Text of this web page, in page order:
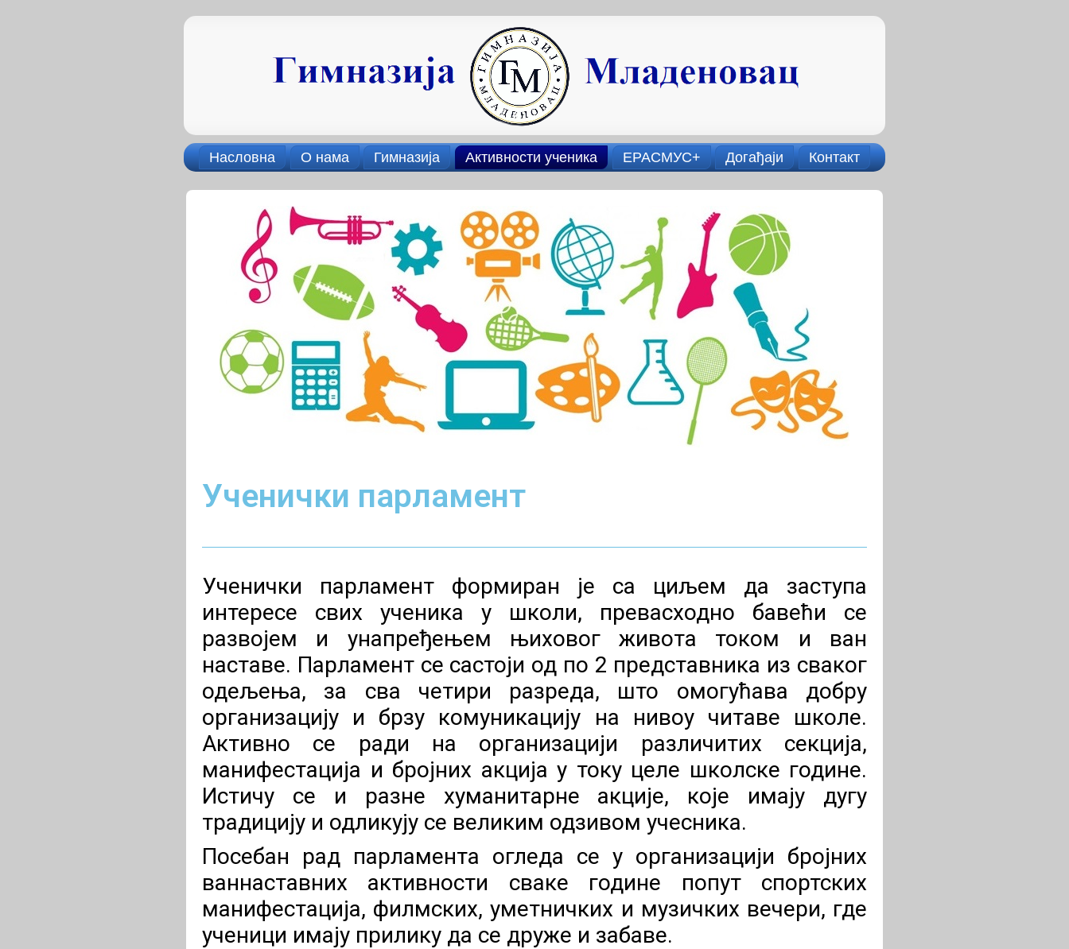
Насловна О нама Гимназија Активности ученика ЕРАСМУС+ Догађаји Контакт
Ученички парламент
Ученички парламент формиран је са циљем да заступа
интересе свих ученика у школи, превасходно бавећи се
развојем и унапређењем њиховог живота током и ван
наставе. Парламент се састоји од по 2 представника из сваког
одељења, за сва четири разреда, што омогућава добру
организацију и брзу комуникацију на нивоу читаве школе.
Активно се ради на организацији различитих секција,
манифестација и бројних акција у току целе школске године.
Истичу се и разне хуманитарне акције, које имају дугу
традицију и одликују се великим одзивом учесника.
Посебан рад парламента огледа се у организацији бројних
ваннаставних активности сваке године попут спортских
манифестација, филмских, уметничких и музичких вечери, где
ученици имају прилику да се друже и забаве.